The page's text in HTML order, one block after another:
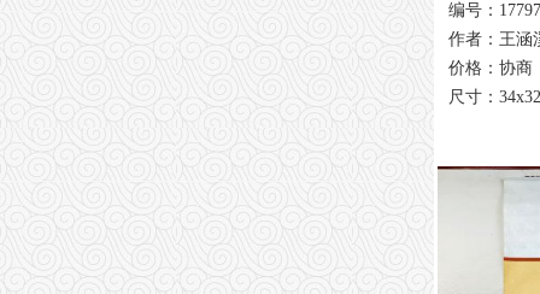
编号：
作者：王涵
价格：协商
尺寸：34x32